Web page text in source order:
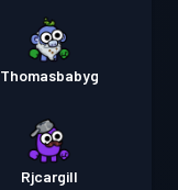
Thomasbabyg
Rjcargill